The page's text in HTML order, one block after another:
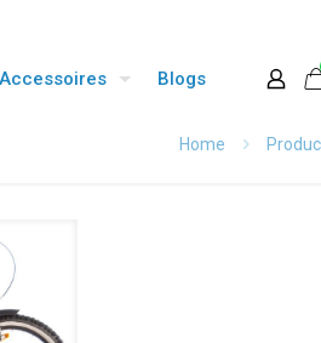
Accessoires Blogs
Home